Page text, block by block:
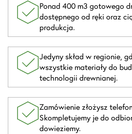
Ponad 400 m3 gotowego
dostępnego od ręki oraz
produkcja.
Jedyny skład w regionie,
wszystkie materiały do
technologii drewnianej.
Zamówienie złożysz
Skompletujemy je do
dowieziemy.